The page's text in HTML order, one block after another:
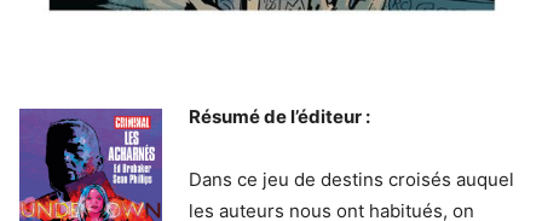
Résumé de l’éditeur :
Dans ce jeu de destins croisés auquel
les auteurs nous ont habitués, on